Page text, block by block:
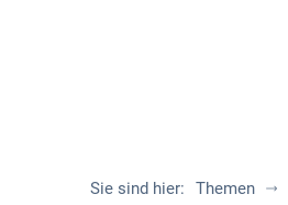
Sie sind hier: Themen